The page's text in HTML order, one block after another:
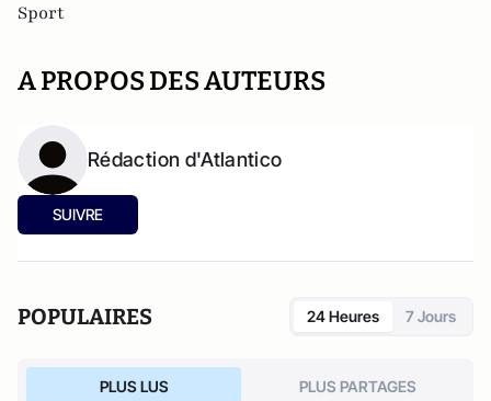
Sport
A PROPOS DES AUTEURS
Rédaction d'Atlantico
SUIVRE
POPULAIRES 24 Heures 7 Jours
PLUS LUS PLUS PARTAGES